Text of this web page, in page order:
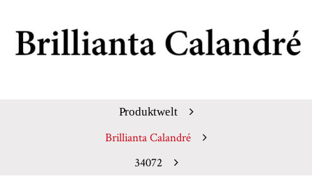
Produktwelt
Brillianta Calandré
34072